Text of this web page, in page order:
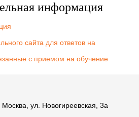
информация
сайта для ответов на
с приемом на обучение
Москва, ул. Новогиреевская, 3а